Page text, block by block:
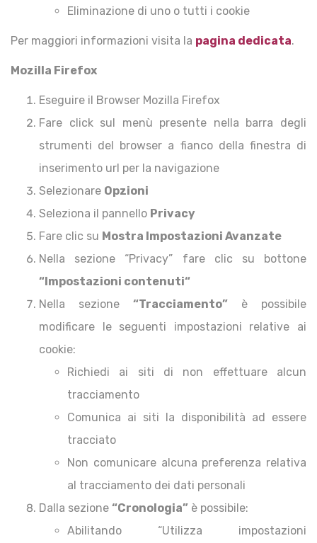
Eliminazione di uno o tutti i cookie
Per maggiori informazioni visita la pagina dedicata.
Mozilla Firefox
Eseguire il Browser Mozilla Firefox
Fare click sul menù presente nella barra degli
strumenti del browser a fianco della finestra di
inserimento url per la navigazione
Selezionare Opzioni
Seleziona il pannello Privacy
Fare clic su Mostra Impostazioni Avanzate
Nella sezione “Privacy” fare clic su bottone
“Impostazioni contenuti“
Nella sezione “Tracciamento” è possibile
modificare le seguenti impostazioni relative ai
cookie:
Richiedi ai siti di non effettuare alcun
tracciamento
Comunica ai siti la disponibilità ad essere
tracciato
Non comunicare alcuna preferenza relativa
al tracciamento dei dati personali
Dalla sezione “Cronologia” è possibile:
Abilitando “Utilizza impostazioni